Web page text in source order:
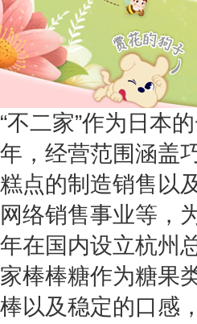
“不二家”作为日本
年，经营范围涵盖
糕点的制造销售以
网络销售事业等，
年在国内设立杭州
家棒棒糖作为糖果
棒以及稳定的口感